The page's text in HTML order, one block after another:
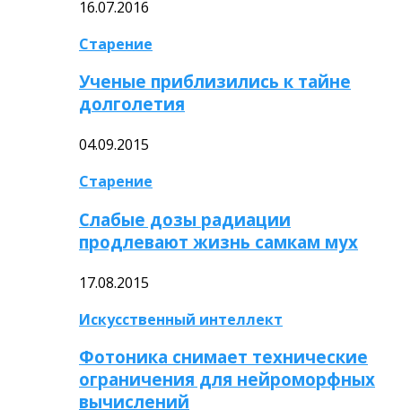
16.07.2016
Старение
Ученые приблизились к тайне
долголетия
04.09.2015
Старение
Слабые дозы радиации
продлевают жизнь самкам мух
17.08.2015
Искусственный интеллект
Фотоника снимает технические
ограничения для нейроморфных
вычислений